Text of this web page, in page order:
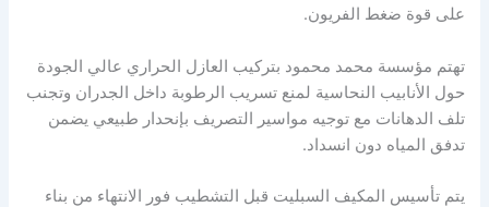
على قوة ضغط الفريون.
تهتم مؤسسة محمد محمود بتركيب العازل الحراري عالي الجودة
حول الأنابيب النحاسية لمنع تسريب الرطوبة داخل الجدران وتجنب
تلف الدهانات مع توجيه مواسير التصريف بإنحدار طبيعي يضمن
تدفق المياه دون انسداد.
يتم تأسيس المكيف السبليت قبل التشطيب فور الانتهاء من بناء